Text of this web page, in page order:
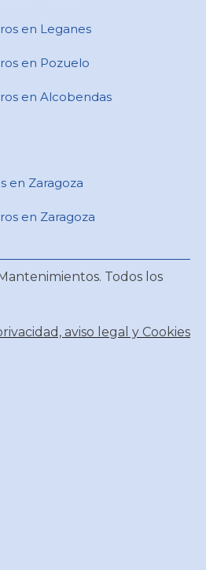
en Leganes
en Pozuelo
en Alcobendas
en Zaragoza
en Zaragoza
Todos los
aviso legal y Cookies